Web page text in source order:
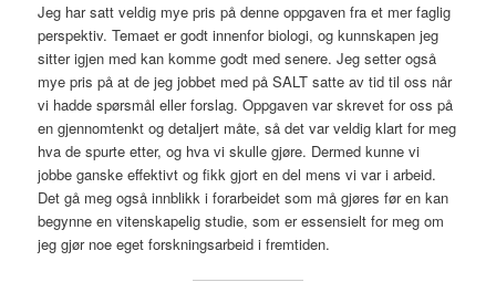
Jeg har satt veldig mye pris på denne oppgaven fra et mer faglig
perspektiv. Temaet er godt innenfor biologi, og kunnskapen jeg
sitter igjen med kan komme godt med senere. Jeg setter også
mye pris på at de jeg jobbet med på SALT satte av tid til oss når
vi hadde spørsmål eller forslag. Oppgaven var skrevet for oss på
en gjennomtenkt og detaljert måte, så det var veldig klart for meg
hva de spurte etter, og hva vi skulle gjøre. Dermed kunne vi
jobbe ganske effektivt og fikk gjort en del mens vi var i arbeid.
Det gå meg også innblikk i forarbeidet som må gjøres før en kan
begynne en vitenskapelig studie, som er essensielt for meg om
jeg gjør noe eget forskningsarbeid i fremtiden.